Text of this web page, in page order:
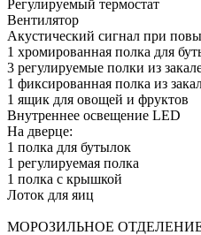
Регулируемый термостат
Вентилятор
Акустический сигнал при
1 хромированная полка для
3 регулируемые полки из
1 фиксированная полка из
1 ящик для овощей и фруктов
Внутреннее освещение LED
На дверце:
1 полка для бутылок
1 регулируемая полка
1 полка с крышкой
Лоток для яиц
МОРОЗИЛЬНОЕ